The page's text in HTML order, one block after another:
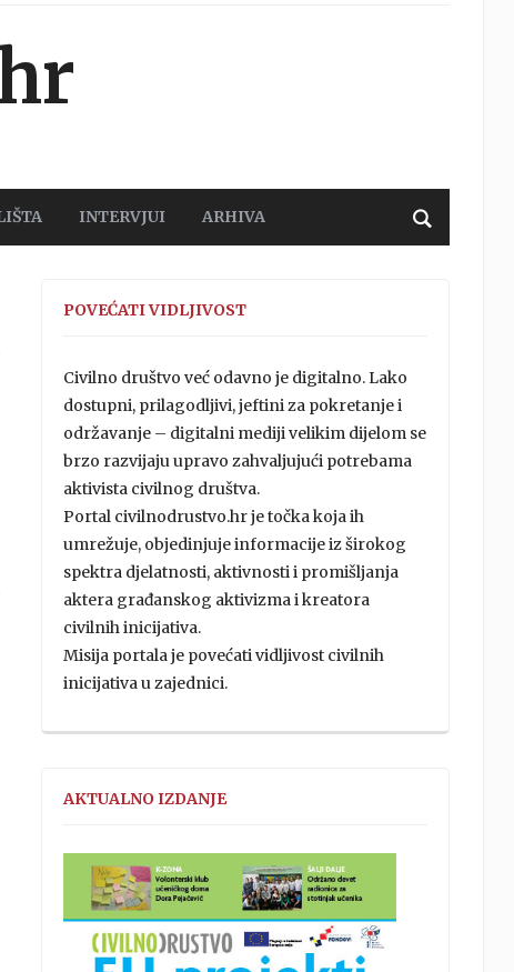
INTERVJUI ARHIVA
POVEĆATI VIDLJIVOST
Civilno društvo već odavno je digitalno. Lako
dostupni, prilagodljivi, jeftini za pokretanje i
održavanje – digitalni mediji velikim dijelom se
brzo razvijaju upravo zahvaljujući potrebama
aktivista civilnog društva.
Portal civilnodrustvo.hr je točka koja ih
umrežuje, objedinjuje informacije iz širokog
spektra djelatnosti, aktivnosti i promišljanja
aktera građanskog aktivizma i kreatora
civilnih inicijativa.
Misija portala je povećati vidljivost civilnih
inicijativa u zajednici.
AKTUALNO IZDANJE